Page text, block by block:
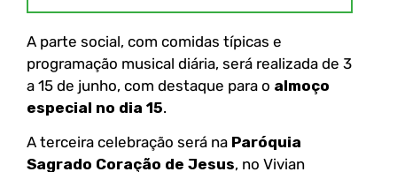
A parte social, com comidas típicas e
programação musical diária, será realizada de 3
a 15 de junho, com destaque para o almoço
especial no dia 15.
A terceira celebração será na Paróquia
Sagrado Coração de Jesus, no Vivian